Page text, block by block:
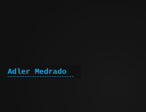
Adler Medrado